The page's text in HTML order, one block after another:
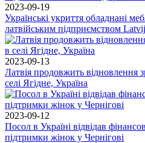
2023-09-19
Українські укриття обладнані
латвійським підприємством
2023-09-13
Латвія продовжить відновлення
селі Ягідне, Україна
2023-09-12
Посол в Україні відвідав
підтримки жінок у Чернігові